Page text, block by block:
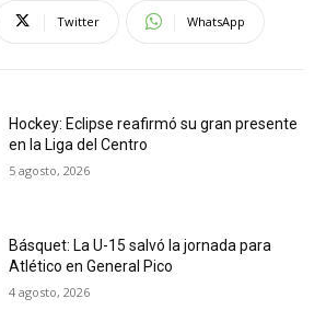
Twitter WhatsApp
Hockey: Eclipse reafirmó su gran presente
en la Liga del Centro
5 agosto, 2026
Básquet: La U-15 salvó la jornada para
Atlético en General Pico
4 agosto, 2026